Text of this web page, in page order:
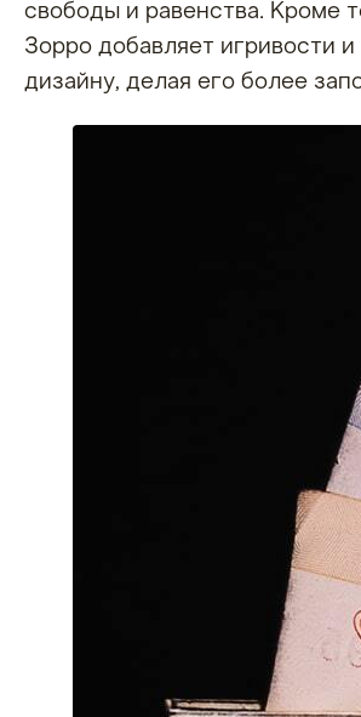
свободы и равенства. Кроме
Зорро добавляет игривости и
дизайну, делая его более
ПЛЯЖ
СПОРТ
ПОЛОТЕНЦЕ
ОБЛОЖКИ НА
ПАСПОРТ
+7 (921) 967-